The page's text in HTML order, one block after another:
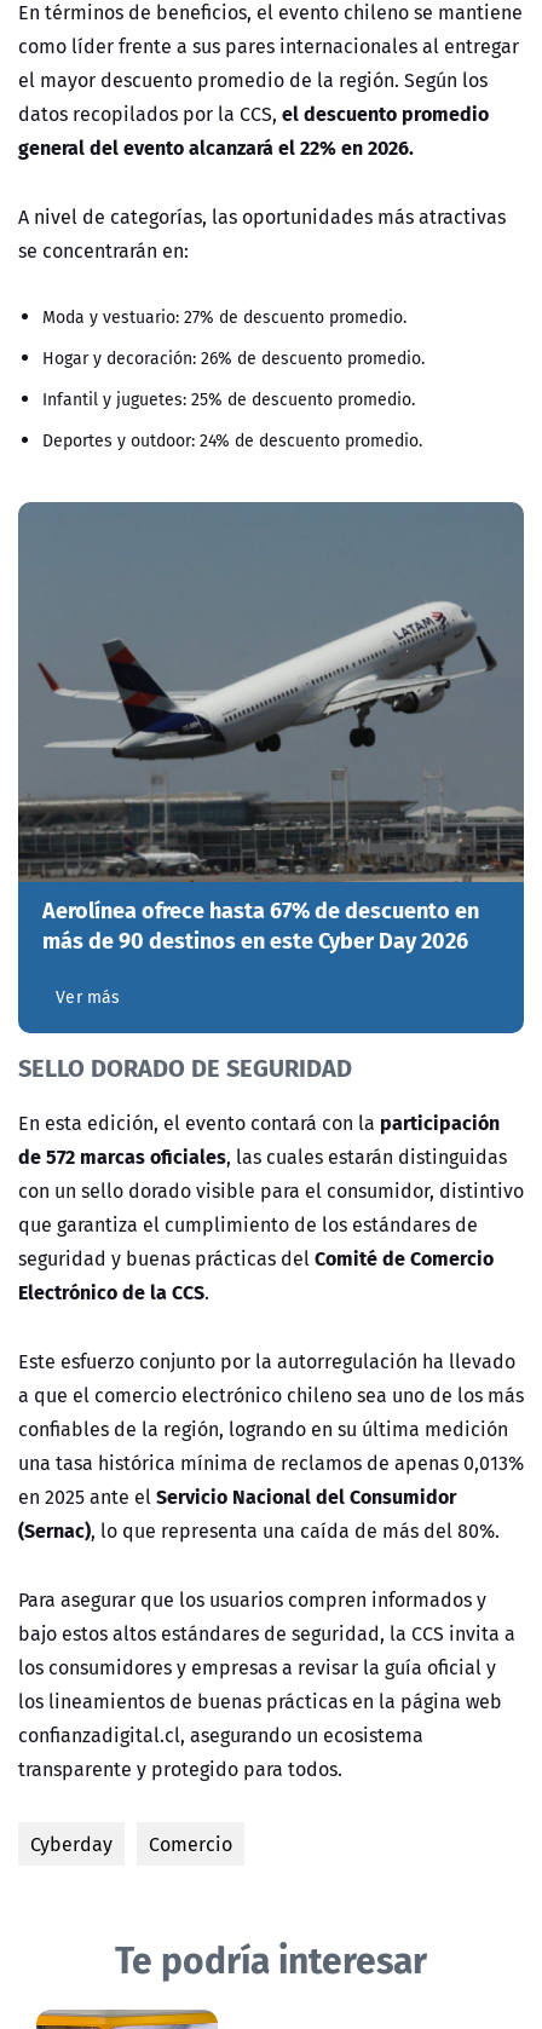
En términos de beneficios, el evento chileno se mantiene
como líder frente a sus pares internacionales al entregar
el mayor descuento promedio de la región. Según los
datos recopilados por la CCS, el descuento promedio
general del evento alcanzará el 22% en 2026.
A nivel de categorías, las oportunidades más atractivas
se concentrarán en:
Moda y vestuario: 27% de descuento promedio.
Hogar y decoración: 26% de descuento promedio.
Infantil y juguetes: 25% de descuento promedio.
Deportes y outdoor: 24% de descuento promedio.
Aerolínea ofrece hasta 67% de descuento en
más de 90 destinos en este Cyber Day 2026
Ver más
SELLO DORADO DE SEGURIDAD
En esta edición, el evento contará con la participación
de 572 marcas oficiales, las cuales estarán distinguidas
con un sello dorado visible para el consumidor, distintivo
que garantiza el cumplimiento de los estándares de
seguridad y buenas prácticas delComité de Comercio
Electrónico de la CCS.
Este esfuerzo conjunto por la autorregulación ha llevado
a que el comercio electrónico chileno sea uno de los más
confiables de la región, logrando en su última medición
una tasa histórica mínima de reclamos de apenas 0,013%
en 2025 ante elServicio Nacional del Consumidor
(Sernac), lo que representa una caída de más del 80%.
Para asegurar que los usuarios compren informados y
bajo estos altos estándares de seguridad, la CCS invita a
los consumidores y empresas a revisar la guía oficial y
los lineamientos de buenas prácticas en la página web
confianzadigital.cl, asegurando un ecosistema
transparente y protegido para todos.
Cyberday Comercio
Te podría interesar